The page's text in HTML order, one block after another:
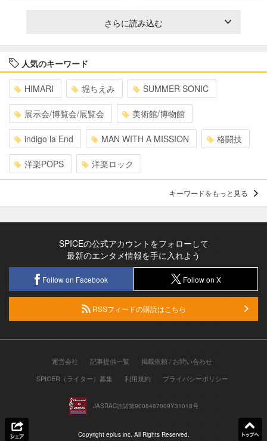
さらに読み込む
人気のキーワード
HIMARI 堀ちえみ SUMMER SONIC
展示会/博覧会/展覧会 美術館/博物館
indigo la End MAN WITH A MISSION 格闘技
洋楽POPS 洋楽ロック
キーワードをもっと見る
SPICEの公式アカウントをフォローして
最新のエンタメ情報を手に入れよう
Follow on Facebook Follow on X
RSSフィードの購読はこちら
運営会社 記事提供一覧
掲載依頼 / お問い合わせ
SPICER（ライター）募集
利用規約 プライバシーポリシー
JASRAC許諾第9008487009Y31018号
Copyright eplus inc. All Rights Reserved.